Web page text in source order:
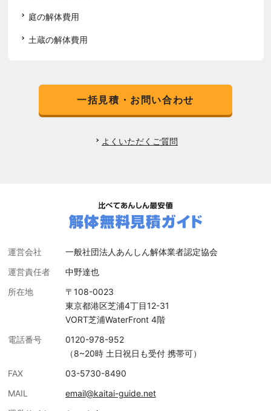
庭の解体費用
土蔵の解体費用
一括見積・お問い合わせ
よくいただくご質問
運営会社
一般社団法人あんしん解体業者認定協会
運営責任者
中野達也
所在地
〒108-0023
東京都港区芝浦4丁目12-31
VORT芝浦WaterFront 4階
電話番号
0120-978-952
（8~20時 土日祝日も受付 携帯可）
FAX
03-5730-8490
MAIL
email@kaitai-guide.net